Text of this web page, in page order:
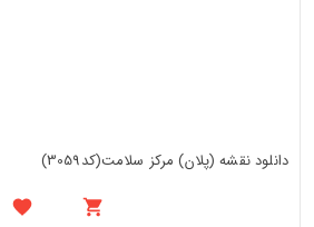
دانلود نقشه (پلان) مرکز سلامت(کد3059)